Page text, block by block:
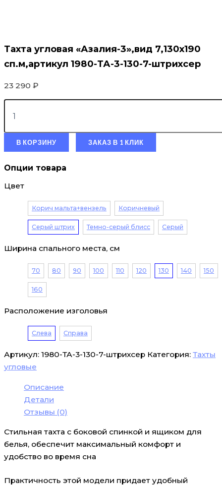
Тахта угловая «Азалия-3»,вид 7,130х190
сп.м,артикул 1980-ТА-3-130-7-штрихсер
23 290 ₽
В КОРЗИНУ ЗАКАЗ В 1 КЛИК
Опции товара
Цвет
Корич мальта+вензель Коричневый
Серый штрих Темно-серый блисс Серый
Ширина спального места, см
70 80 90 100 110 120 130 140 150
160
Расположение изголовья
Слева Справа
Артикул: 1980-ТА-3-130-7-штрихсер Категория: Тахты
угловые
Описание
Детали
Отзывы (0)
Стильная тахта с боковой спинкой и ящиком для
белья, обеспечит максимальный комфорт и
удобство во время сна
Практичность этой модели придает удобный